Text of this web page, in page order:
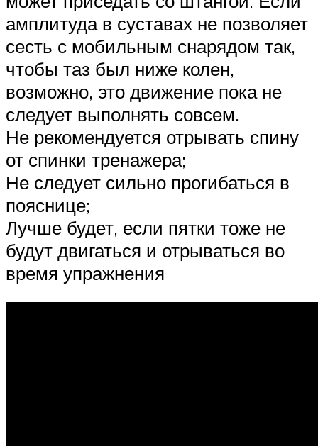
амплитуда в суставах не позволяет
сесть с мобильным снарядом так,
чтобы таз был ниже колен,
возможно, это движение пока не
следует выполнять совсем.
Не рекомендуется отрывать спину
от спинки тренажера;
Не следует сильно прогибаться в
пояснице;
Лучше будет, если пятки тоже не
будут двигаться и отрываться во
время упражнения